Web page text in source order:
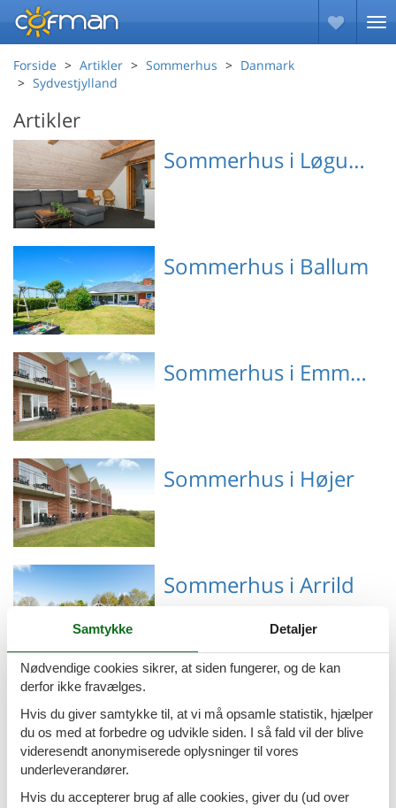
Forside Artikler Sommerhus
Danmark
Sydvestjylland
Artikler
Sommerhus i Løgumkloster
Emne nr.: 090-08274 Sommerhus i Ballum
Emne nr.: 130-S10331 Sommerhus i Emmerlev
Emne nr.: 130-S10274 Sommerhus i Højer
Emne nr.: 130-S10274 Sommerhus i Arrild
Emne nr.: 130-S10245
Samtykke Detaljer
Nødvendige cookies sikrer, at siden fungerer, og de kan
derfor ikke fravælges.
Hvis du giver samtykke til, at vi må opsamle statistik, hjælper
du os med at forbedre og udvikle siden. I så fald vil der blive
videresendt anonymiserede oplysninger til vores
underleverandører.
Hvis du accepterer brug af alle cookies, giver du (ud over